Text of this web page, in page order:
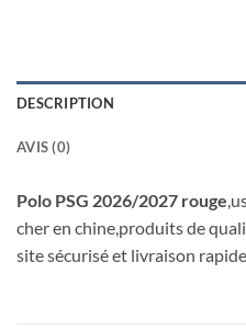
DESCRIPTION
AVIS (0)
Polo PSG 2026/2027 rouge
cher en chine,produits de
site sécurisé et livraison